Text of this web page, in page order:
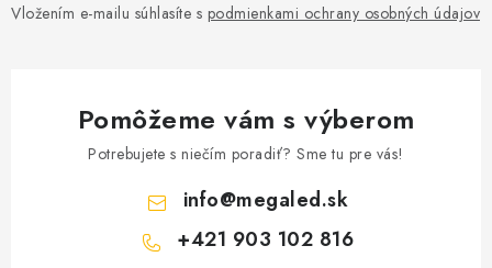
Vložením e-mailu súhlasíte s podmienkami ochrany osobných údajov
Pomôžeme vám s výberom
Potrebujete s niečím poradiť? Sme tu pre vás!
info@megaled.sk
+421 903 102 816